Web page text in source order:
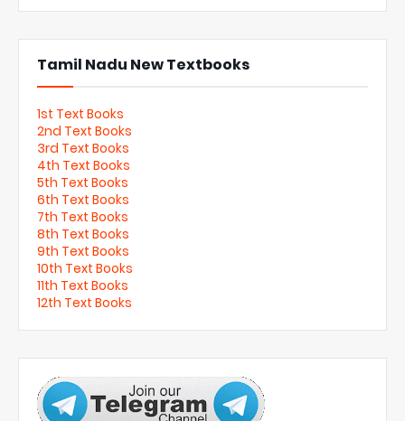
Tamil Nadu New Textbooks
1st Text Books
2nd Text Books
3rd Text Books
4th Text Books
5th Text Books
6th Text Books
7th Text Books
8th Text Books
9th Text Books
10th Text Books
11th Text Books
12th Text Books